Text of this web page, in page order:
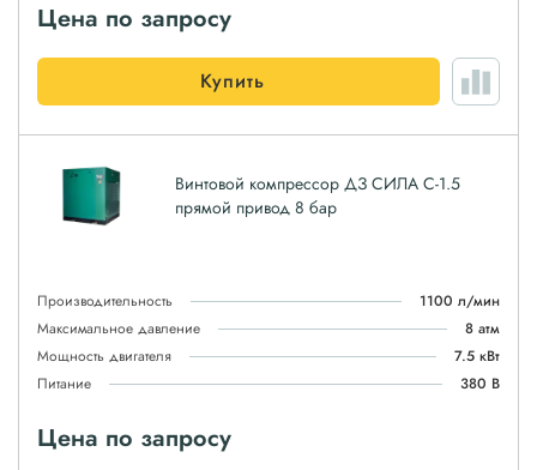
Цена по запросу
Купить
Винтовой компрессор ДЗ СИЛА С-1.5
прямой привод 8 бар
Производительность
1100 л/мин
Максимальное давление
8 атм
Мощность двигателя
7.5 кВт
Питание
380 В
Цена по запросу